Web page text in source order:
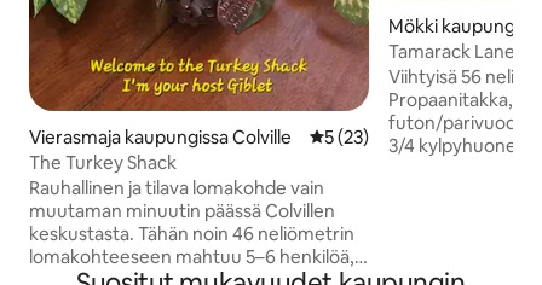
Vierasmaja kaupungissa Colville Keskimääräinen arvio 5/5,
5 (23)
The Turkey Shack
Rauhallinen ja tilava lomakohde vain
muutaman minuutin päässä Colvillen
keskustasta. Tähän noin 46 neliömetrin
lomakohteeseen mahtuu 5–6 henkilöä,
ja se soveltuu sekä perheille että
Mökki
Tamarack Lane
Viihtyisä 56
Propaanitakka,
futon/
3/4 kylpyhuone